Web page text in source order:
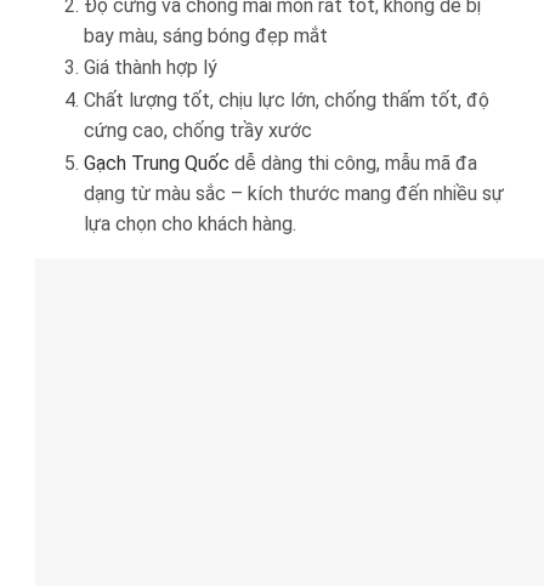
Độ cứng và chống mài mòn rất tốt, không dễ bị
bay màu, sáng bóng đẹp mắt
Giá thành hợp lý
Chất lượng tốt, chịu lực lớn, chống thấm tốt, độ
cứng cao, chống trầy xước
Gạch Trung Quốc dễ dàng thi công, mẫu mã đa
dạng từ màu sắc – kích thước mang đến nhiều sự
lựa chọn cho khách hàng.